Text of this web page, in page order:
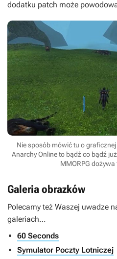
dodatku patch może
Nie sposób mówić tu o
Anarchy Online to bądź co bądź
MMORPG
Galeria obrazków
Polecamy też Waszej uwadze
galeriach…
60 Seconds
Symulator Poczty Lotniczej